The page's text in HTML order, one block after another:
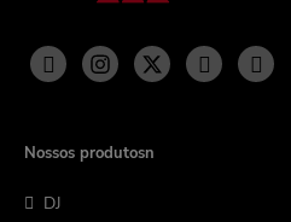
Nossos produtosn
DJ